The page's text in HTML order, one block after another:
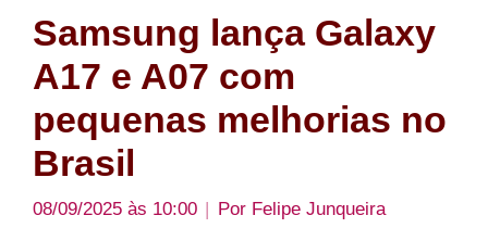
Samsung lança Galaxy
A17 e A07 com
pequenas melhorias no
Brasil
08/09/2025 às 10:00 Por Felipe Junqueira